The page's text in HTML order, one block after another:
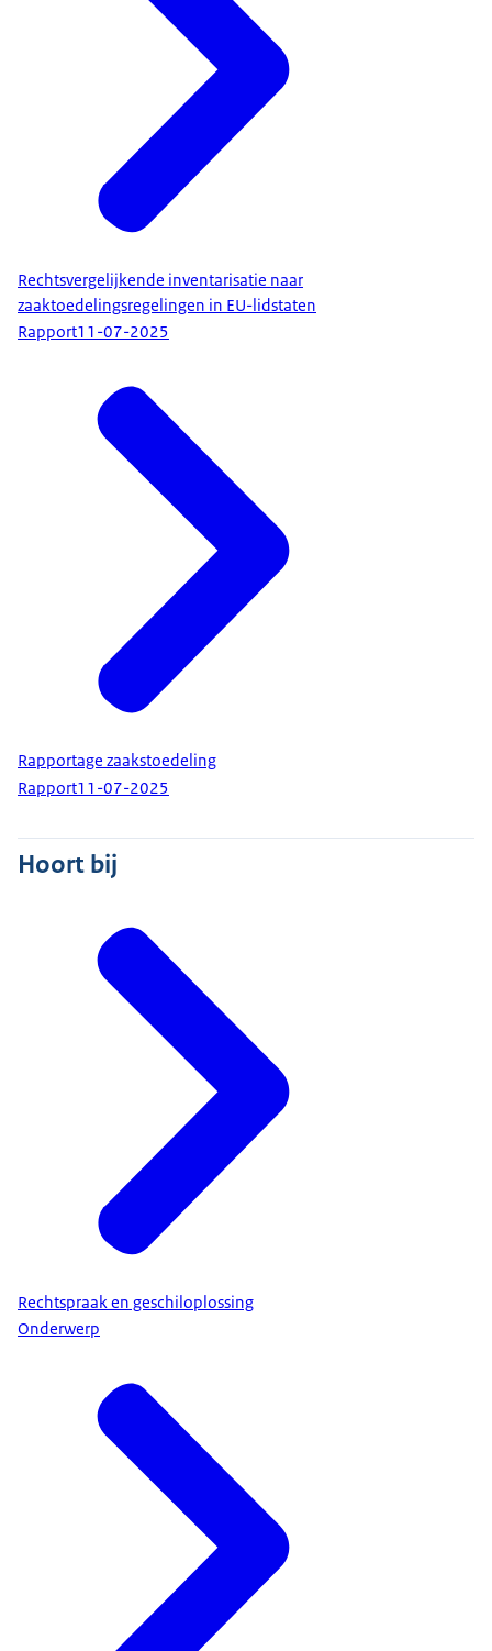
Rechtsvergelijkende inventarisatie naar
zaaktoedelingsregelingen in EU-lidstaten
Rapport11-07-2025
Rapportage zaakstoedeling
Rapport11-07-2025
Hoort bij
Rechtspraak en geschiloplossing
Onderwerp